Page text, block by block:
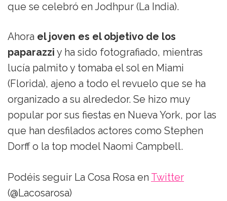
que se celebró en Jodhpur (La India).
Ahora el joven es el objetivo de los
paparazzi y ha sido fotografiado, mientras
lucía palmito y tomaba el sol en Miami
(Florida), ajeno a todo el revuelo que se ha
organizado a su alrededor. Se hizo muy
popular por sus fiestas en Nueva York, por las
que han desfilados actores como Stephen
Dorff o la top model Naomi Campbell.
Podéis seguir La Cosa Rosa en Twitter
(@Lacosarosa)